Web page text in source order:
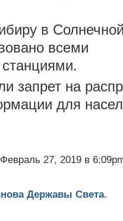
в
всеми
запрет на
для
27, 2019 в
Державы Света.